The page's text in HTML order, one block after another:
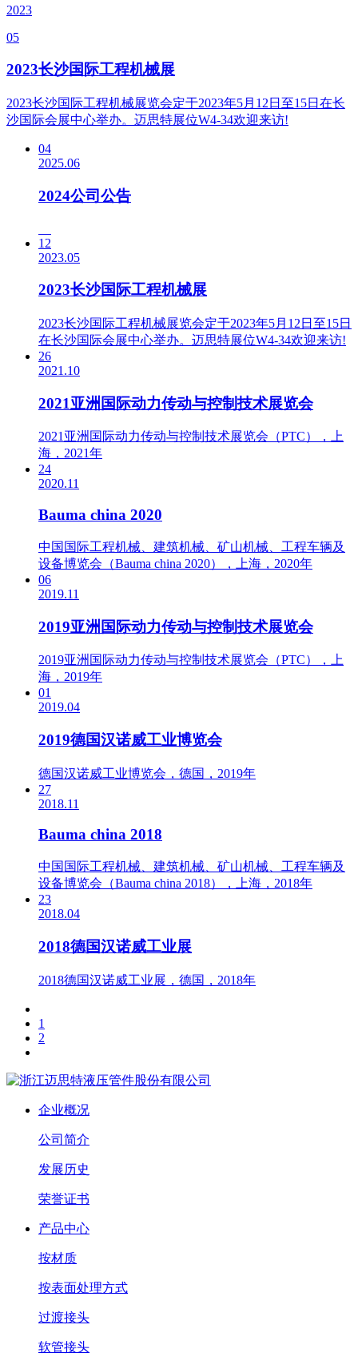
2023
05
2023长沙国际工程机械展
2023长沙国际工程机械展览会定于2023年5月12日至15日在长
沙国际会展中心举办。迈思特展位W4-34欢迎来访!
04
2025.06
2024公司公告
12
2023.05
2023长沙国际工程机械展
2023长沙国际工程机械展览会定于2023年5月12日至15日
在长沙国际会展中心举办。迈思特展位W4-34欢迎来访!
26
2021.10
2021亚洲国际动力传动与控制技术展览会
2021亚洲国际动力传动与控制技术展览会（PTC），上
海，2021年
24
2020.11
Bauma china 2020
中国国际工程机械、建筑机械、矿山机械、工程车辆及
设备博览会（Bauma china 2020），上海，2020年
06
2019.11
2019亚洲国际动力传动与控制技术展览会
2019亚洲国际动力传动与控制技术展览会（PTC），上
海，2019年
01
2019.04
2019德国汉诺威工业博览会
德国汉诺威工业博览会，德国，2019年
27
2018.11
Bauma china 2018
中国国际工程机械、建筑机械、矿山机械、工程车辆及
设备博览会（Bauma china 2018），上海，2018年
23
2018.04
2018德国汉诺威工业展
2018德国汉诺威工业展，德国，2018年
1
2
企业概况
公司简介
发展历史
荣誉证书
产品中心
按材质
按表面处理方式
过渡接头
软管接头